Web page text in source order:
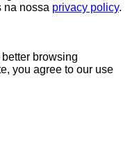
na nossa privacy policy.
browsing
you agree to our use